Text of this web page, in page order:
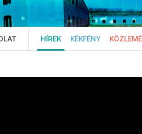
HÍREK KÉKFÉNY